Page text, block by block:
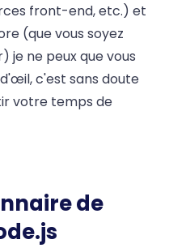
front-end, etc.) et
(que vous soyez
je ne peux que vous
c'est sans doute
votre temps de
de